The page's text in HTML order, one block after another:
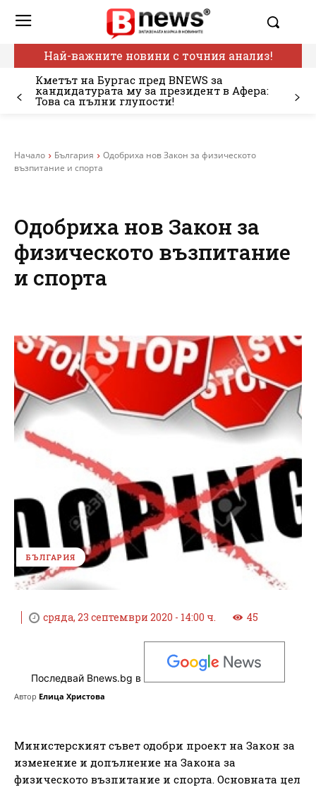
Най-важните новини с точния анализ!
Кметът на Бургас пред BNEWS за
кандидатурата му за президент в Афера:
Това са пълни глупости!
Начало България
Одобриха нов Закон за физическото
възпитание и спорта
Одобриха нов Закон за
физическото възпитание
и спорта
БЪЛГАРИЯ
сряда, 23 септември 2020 - 14:00 ч. 45
Последвай Bnews.bg в
Автор Елица Христова
Министерският съвет одобри проект на Закон за
изменение и допълнение на Закона за
физическото възпитание и спорта. Основната цел